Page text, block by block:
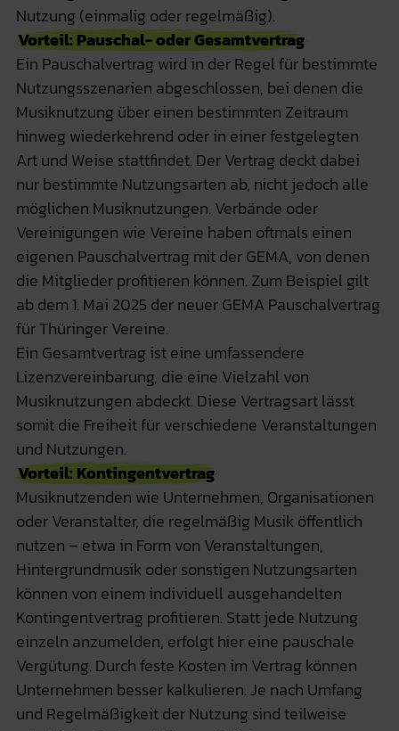
Nutzung (einmalig oder regelmäßig).
Vorteil: Pauschal- oder Gesamtvertrag
Ein Pauschalvertrag wird in der Regel für bestimmte
Nutzungsszenarien abgeschlossen, bei denen die
Musiknutzung über einen bestimmten Zeitraum
hinweg wiederkehrend oder in einer festgelegten
Art und Weise stattfindet. Der Vertrag deckt dabei
nur bestimmte Nutzungsarten ab, nicht jedoch alle
möglichen Musiknutzungen. Verbände oder
Vereinigungen wie Vereine haben oftmals einen
eigenen Pauschalvertrag mit der GEMA, von denen
die Mitglieder profitieren können. Zum Beispiel gilt
ab dem 1. Mai 2025 der neuer GEMA Pauschalvertrag
für Thüringer Vereine.
Ein Gesamtvertrag ist eine umfassendere
Lizenzvereinbarung, die eine Vielzahl von
Musiknutzungen abdeckt. Diese Vertragsart lässt
somit die Freiheit für verschiedene Veranstaltungen
und Nutzungen.
Vorteil: Kontingentvertrag
Musiknutzenden wie Unternehmen, Organisationen
oder Veranstalter, die regelmäßig Musik öffentlich
nutzen – etwa in Form von Veranstaltungen,
Hintergrundmusik oder sonstigen Nutzungsarten
können von einem individuell ausgehandelten
Kontingentvertrag profitieren. Statt jede Nutzung
einzeln anzumelden, erfolgt hier eine pauschale
Vergütung. Durch feste Kosten im Vertrag können
Unternehmen besser kalkulieren. Je nach Umfang
und Regelmäßigkeit der Nutzung sind teilweise